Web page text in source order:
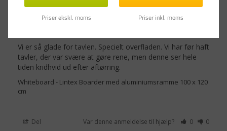
Maj C.
Vi er så glade for tavlen. Specielt overfladen. Vi har før haft
tavler, der var svære at gøre rene, men denne ser hele
tiden kridhvid ud efter aftørring.
Whiteboard - Lintex Boarder med aluminiumsramme 100 x 120
cm
Del Var denne anmeldelse til hjælp? 0 0
Priser ekskl. moms Priser inkl. moms